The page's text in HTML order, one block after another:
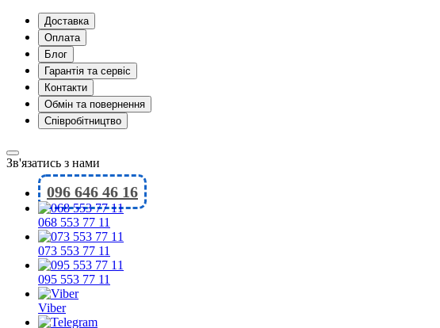
Доставка
Оплата
Блог
Гарантія та сервіс
Контакти
Обмін та повернення
Співробітництво
Зв'язатись з нами
096 646 46 16
068 553 77 11
073 553 77 11
095 553 77 11
Viber